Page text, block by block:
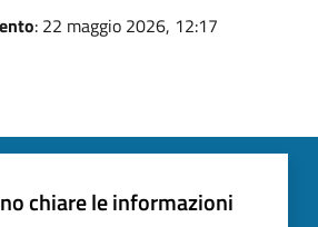
: 22 maggio 2026, 12:17
chiare le informazioni